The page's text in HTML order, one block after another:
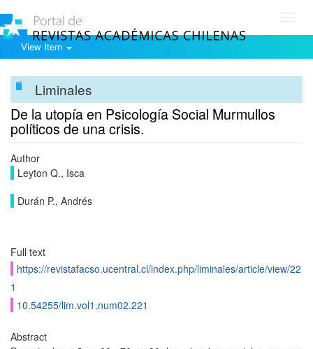
View Item
Liminales
De la utopía en Psicología Social Murmullos
políticos de una crisis.
Author
Leyton Q., Isca
Durán P., Andrés
Full text
https://revistafacso.ucentral.cl/index.php/liminales/article/view/22
1
10.54255/lim.vol1.num02.221
Abstract